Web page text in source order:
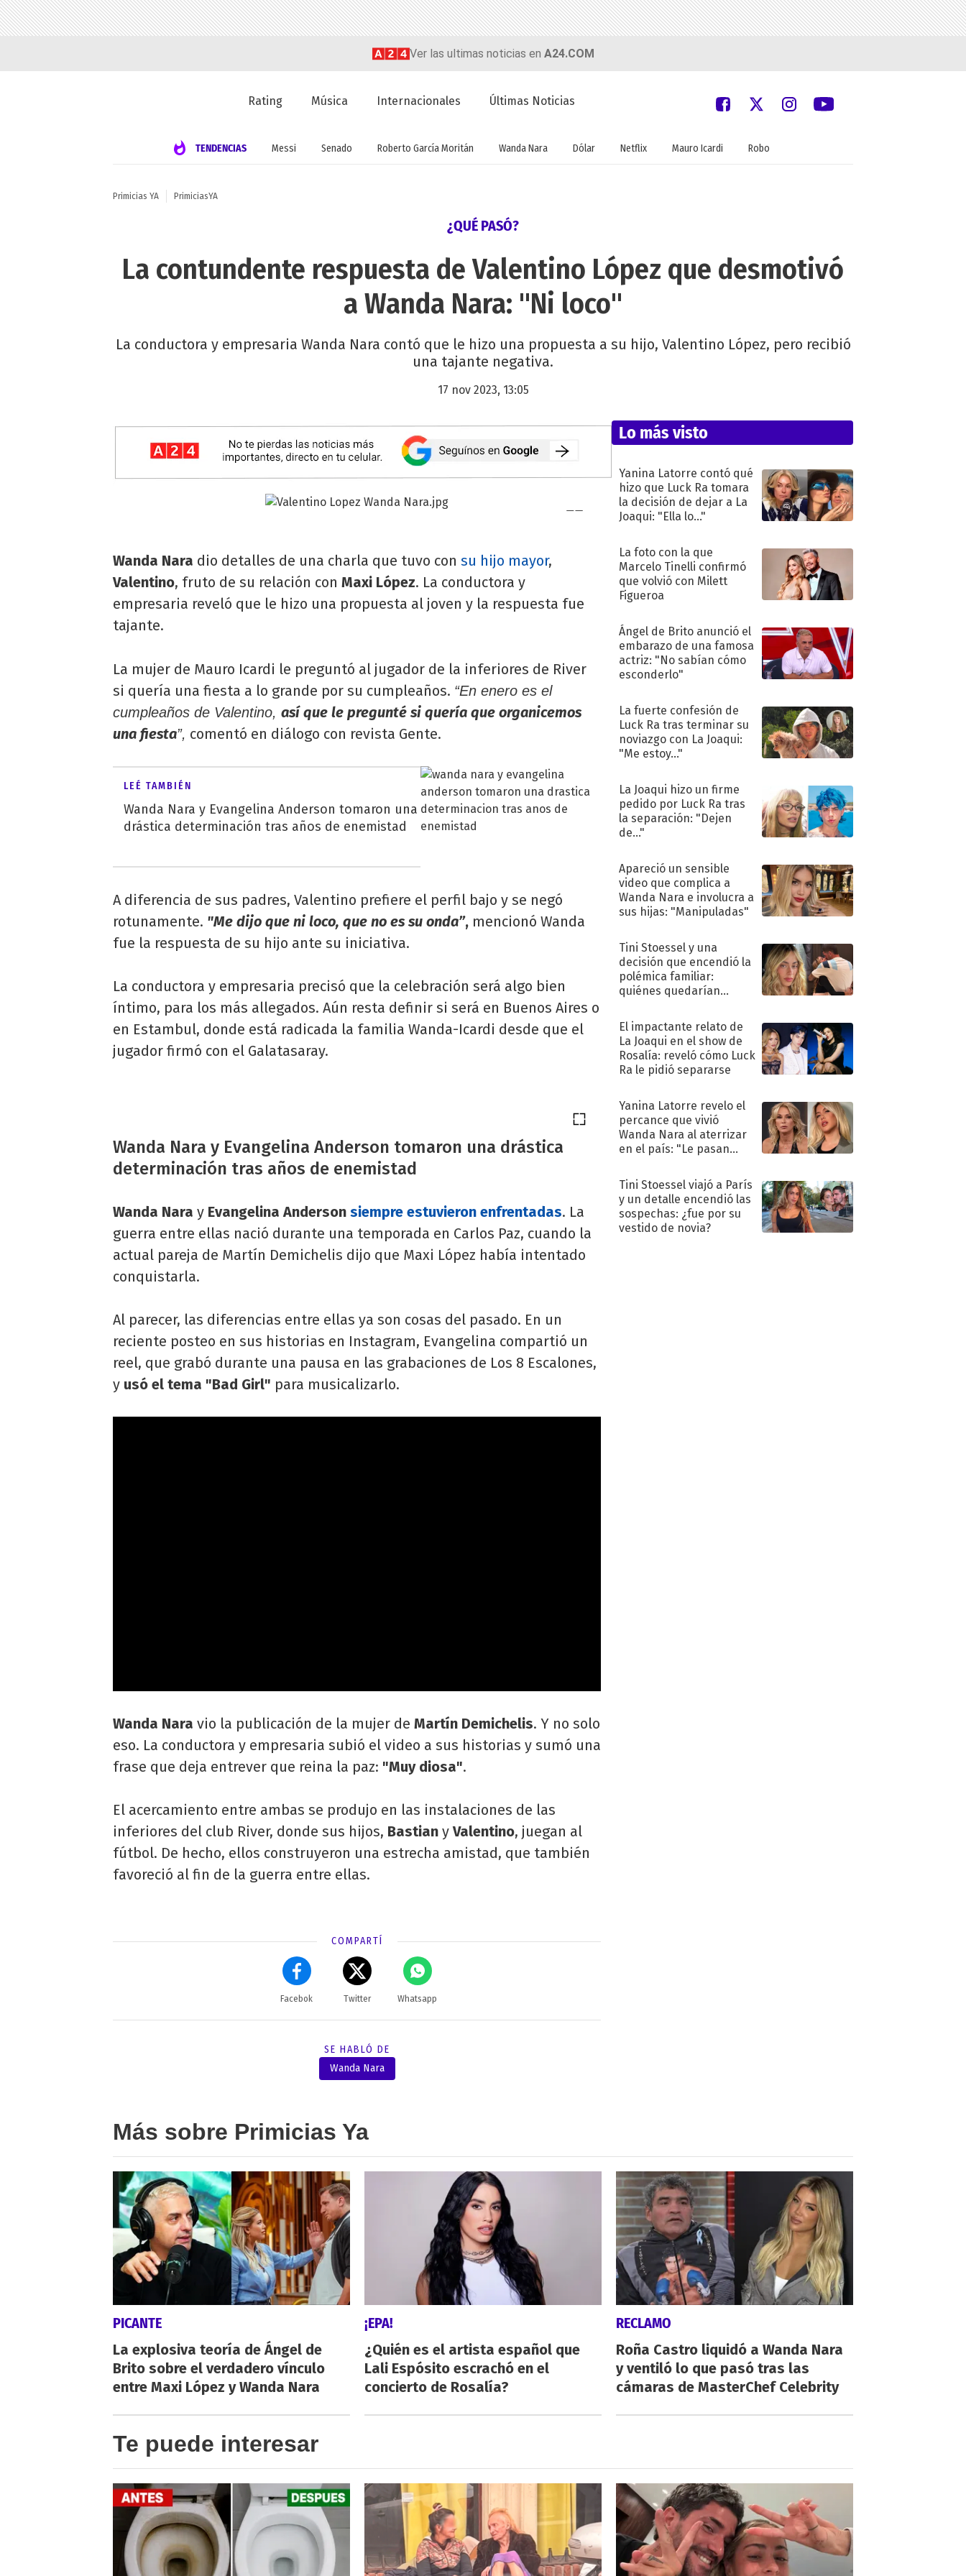
Ver las ultimas noticias en A24.COM
Rating Música Internacionales Últimas Noticias
TENDENCIAS Messi Senado Roberto García Moritán Wanda Nara Dólar Netflix Mauro Icardi Robo
Primicias YA PrimiciasYA
¿QUÉ PASÓ?
La contundente respuesta de Valentino López que desmotivó
a Wanda Nara: "Ni loco"
La conductora y empresaria Wanda Nara contó que le hizo una propuesta a su hijo, Valentino López, pero recibió
una tajante negativa.
17 nov 2023, 13:05
Wanda Nara dio detalles de una charla que tuvo con su hijo mayor,
Valentino, fruto de su relación con Maxi López. La conductora y
empresaria reveló que le hizo una propuesta al joven y la respuesta fue
tajante.
La mujer de Mauro Icardi le preguntó al jugador de la inferiores de River
si quería una fiesta a lo grande por su cumpleaños. “En enero es el
cumpleaños de Valentino, así que le pregunté si quería que organicemos
una fiesta”, comentó en diálogo con revista Gente.
LEÉ TAMBIÉN
Wanda Nara y Evangelina Anderson tomaron una
drástica determinación tras años de enemistad
A diferencia de sus padres, Valentino prefiere el perfil bajo y se negó
rotunamente. "Me dijo que ni loco, que no es su onda”, mencionó Wanda
fue la respuesta de su hijo ante su iniciativa.
La conductora y empresaria precisó que la celebración será algo bien
íntimo, para los más allegados. Aún resta definir si será en Buenos Aires o
en Estambul, donde está radicada la familia Wanda-Icardi desde que el
jugador firmó con el Galatasaray.
Wanda Nara y Evangelina Anderson tomaron una drástica
determinación tras años de enemistad
Wanda Nara y Evangelina Anderson siempre estuvieron enfrentadas. La
guerra entre ellas nació durante una temporada en Carlos Paz, cuando la
actual pareja de Martín Demichelis dijo que Maxi López había intentado
conquistarla.
Al parecer, las diferencias entre ellas ya son cosas del pasado. En un
reciente posteo en sus historias en Instagram, Evangelina compartió un
reel, que grabó durante una pausa en las grabaciones de Los 8 Escalones,
y usó el tema "Bad Girl" para musicalizarlo.
Wanda Nara vio la publicación de la mujer de Martín Demichelis. Y no solo
eso. La conductora y empresaria subió el video a sus historias y sumó una
frase que deja entrever que reina la paz: "Muy diosa".
El acercamiento entre ambas se produjo en las instalaciones de las
inferiores del club River, donde sus hijos, Bastian yValentino, juegan al
fútbol. De hecho, ellos construyeron una estrecha amistad, que también
favoreció al fin de la guerra entre ellas.
COMPARTÍ
Facebok Twitter Whatsapp
SE HABLÓ DE
Wanda Nara
Lo más visto
Yanina Latorre contó qué
hizo que Luck Ra tomara
la decisión de dejar a La
Joaqui: "Ella lo..."
La foto con la que
Marcelo Tinelli confirmó
que volvió con Milett
Figueroa
Ángel de Brito anunció el
embarazo de una famosa
actriz: "No sabían cómo
esconderlo"
La fuerte confesión de
Luck Ra tras terminar su
noviazgo con La Joaqui:
"Me estoy..."
La Joaqui hizo un firme
pedido por Luck Ra tras
la separación: "Dejen
de..."
Apareció un sensible
video que complica a
Wanda Nara e involucra a
sus hijas: "Manipuladas"
Tini Stoessel y una
decisión que encendió la
polémica familiar:
quiénes quedarían
El impactante relato de
La Joaqui en el show de
Rosalía: reveló cómo Luck
Ra le pidió separarse
Yanina Latorre revelo el
percance que vivió
Wanda Nara al aterrizar
en el país: "Le pasan
Tini Stoessel viajó a París
y un detalle encendió las
sospechas: ¿fue por su
vestido de novia?
Más sobre Primicias Ya
PICANTE
La explosiva teoría de Ángel de
Brito sobre el verdadero vínculo
entre Maxi López y Wanda Nara
¡EPA!
¿Quién es el artista español que
Lali Espósito escrachó en el
concierto de Rosalía?
RECLAMO
Roña Castro liquidó a Wanda Nara
y ventiló lo que pasó tras las
cámaras de MasterChef Celebrity
Te puede interesar